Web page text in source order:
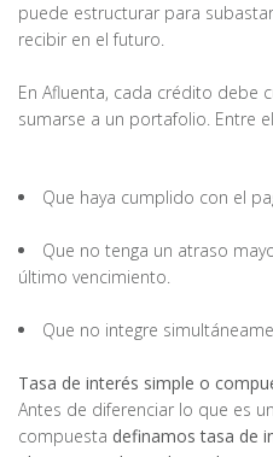
puede estructurar para
recibir en el futuro.
En Afluenta, cada crédito debe
sumarse a un portafolio. Entre
Que haya cumplido con el
Que no tenga un atraso
último vencimiento.
Que no integre
Tasa de interés simple o
Antes de diferenciar lo que es
compuesta definamos tasa de